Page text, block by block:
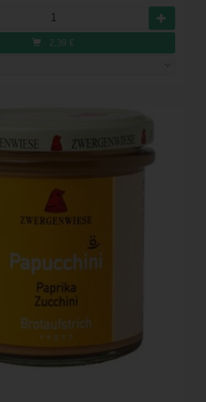
2,39 €